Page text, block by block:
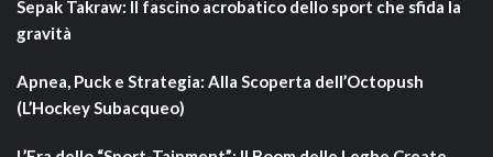
Sepak Takraw: Il fascino acrobatico dello sport che sfida la
gravità
Apnea, Puck e Strategia: Alla Scoperta dell’Octopush
(L’Hockey Subacqueo)